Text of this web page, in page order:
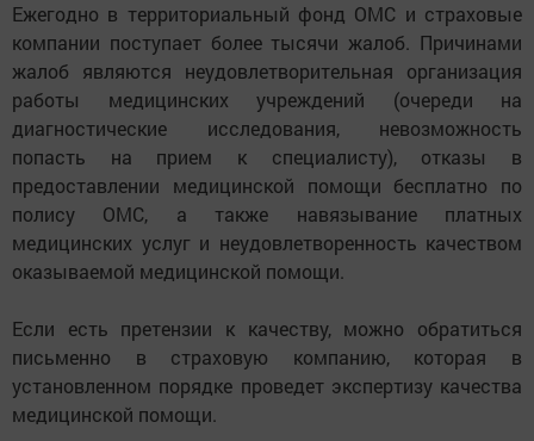
Ежегодно в территориальный фонд ОМС и страховые
компании поступает более тысячи жалоб. Причинами
жалоб являются неудовлетворительная организация
работы медицинских учреждений (очереди на
диагностические исследования, невозможность
попасть на прием к специалисту), отказы в
предоставлении медицинской помощи бесплатно по
полису ОМС, а также навязывание платных
медицинских услуг и неудовлетворенность качеством
оказываемой медицинской помощи.
Если есть претензии к качеству, можно обратиться
письменно в страховую компанию, которая в
установленном порядке проведет экспертизу качества
медицинской помощи.